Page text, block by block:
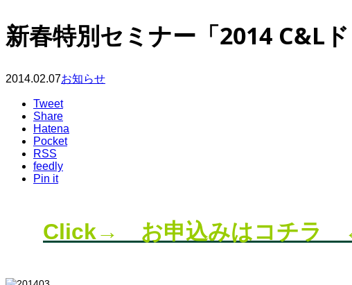
新春特別セミナー「2014 C&L
2014.02.07お知らせ
Tweet
Share
Hatena
Pocket
RSS
feedly
Pin it
Click→ お申込みはコチラ